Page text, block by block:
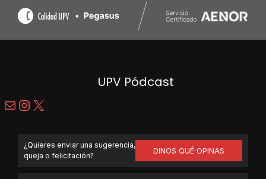
UPV Pódcast
Correo electrónico
Instagram
X
¿Quieres enviar una sugerencia,
queja o felicitación?
DINOS QUÉ OPINAS